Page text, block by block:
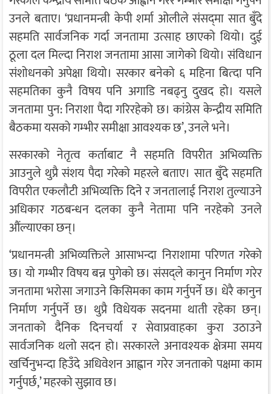
उनले बताए। ‘प्रधानमन्त्री केपी शर्मा ओलीले संसद‍्मा सात बुँदे
सहमति सार्वजनिक गर्दा जनतामा उत्साह छाएको थियो। दुई
ठूला दल मिल्दा निराश जनतामा आसा जागेको थियो। संविधान
संशोधनको अपेक्षा थियो। सरकार बनेको ६ महिना बित्दा पनि
सहमतिका कुनै विषय पनि अगाडि नबढ्नु दुखद हो। यसले
जनतामा पुन: निराशा पैदा गरिरहेको छ। कांग्रेस केन्द्रीय समिति
बैठकमा यसको गम्भीर समीक्षा आवश्यक छ’, उनले भने।
सरकारको नेतृत्व कर्ताबाट नै सहमति विपरीत अभिव्यक्ति
आउनुले थुप्रै संशय पैदा गरेको महरले बताए। सात बुँदे सहमति
विपरीत एकलौटी अभिव्यक्ति दिने र जनतालाई निराश तुल्याउने
अधिकार गठबन्धन दलका कुनै नेतामा पनि नरहेको उनले
औंल्याएका छन्।
‘प्रधानमन्त्री अभिव्यक्तिले आसाभन्दा निराशामा परिणत गरेको
छ। यो गम्भीर विषय बन्न पुगेको छ। संसद्ले कानुन निर्माण गरेर
जनतामा भरोसा जगाउने किसिमका काम गर्नुपर्ने छ। धेरै कानुन
निर्माण गर्नुपर्ने छ। थुप्रै विधेयक सदनमा थाती रहेका छन्।
जनताको दैनिक दिनचर्या र सेवाप्रवाहका कुरा उठाउने
सार्वजनिक थलो सदन हो। सरकारले अनावश्यक क्षेत्रमा समय
खर्चिनुभन्दा हिउँदे अधिवेशन आह्वान गरेर जनताको पक्षमा काम
गर्नुपर्छ,’ महरको सुझाव छ।